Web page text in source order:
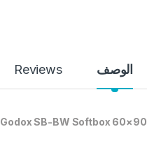
الوصف Reviews
Godox SB-BW Softbox 60×90